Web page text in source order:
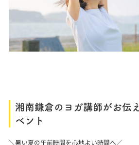
湘南鎌倉のヨガ講師がお伝
ベント
＼暑い夏の午前時間を心地よい時間へ／